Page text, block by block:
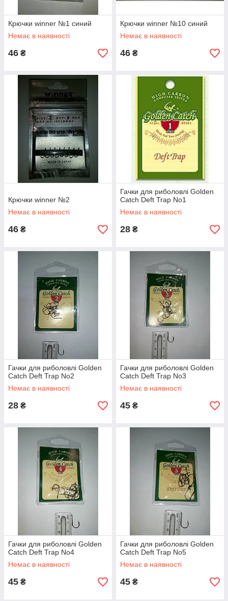
Крючки winner №1 синий
Немає в наявності
46 ₴
Крючки winner №10 синий
Немає в наявності
46 ₴
Крючки winner №2
Немає в наявності
46 ₴
Гачки для риболовлі Golden
Catch Deft Trap No1
Немає в наявності
28 ₴
Гачки для риболовлі Golden
Catch Deft Trap No2
Немає в наявності
28 ₴
Гачки для риболовлі Golden
Catch Deft Trap No3
Немає в наявності
45 ₴
Гачки для риболовлі Golden
Catch Deft Trap No4
Немає в наявності
45 ₴
Гачки для риболовлі Golden
Catch Deft Trap No5
Немає в наявності
45 ₴